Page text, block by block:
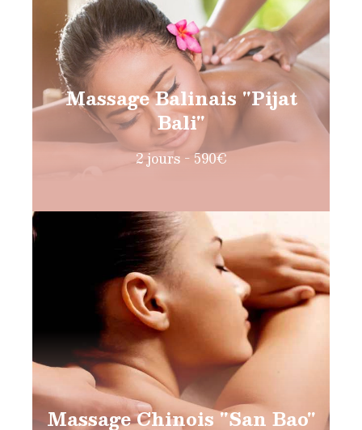
Massage Balinais "Pijat
Bali"
2 jours - 590€
Massage Chinois "San Bao"